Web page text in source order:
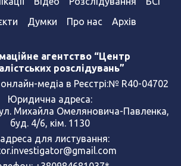
Думки Про нас Архів
агентство “Центр
розслідувань”
медіа в Реєстрі:№ R40-04702
Юридична адреса:
Михайла Омеляновича-Павленка,
буд. 4/6, кім. 1130
для листування: